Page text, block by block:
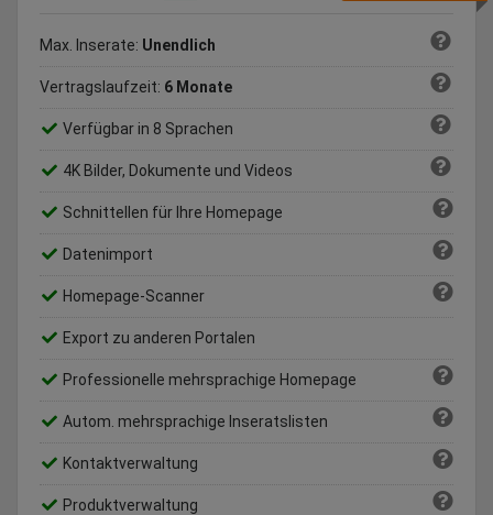
Max. Inserate: Unendlich
Vertragslaufzeit: 6 Monate
Verfügbar in 8 Sprachen
4K Bilder, Dokumente und Videos
Schnittellen für Ihre Homepage
Datenimport
Homepage-Scanner
Export zu anderen Portalen
Professionelle mehrsprachige Homepage
Autom. mehrsprachige Inseratslisten
Kontaktverwaltung
Produktverwaltung